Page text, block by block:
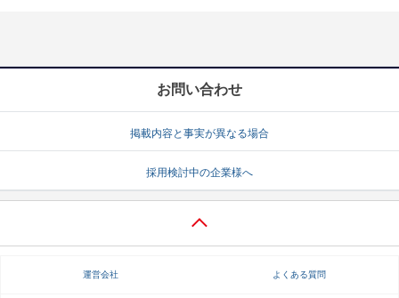
就活ノウハウ・サポート
就活ノウハウが満載！ お役立ち記事・相談室など
就活ニュースペーパー よくある質問
お問い合わせ
掲載内容と事実が異なる場合
採用検討中の企業様へ
運営会社 よくある質問